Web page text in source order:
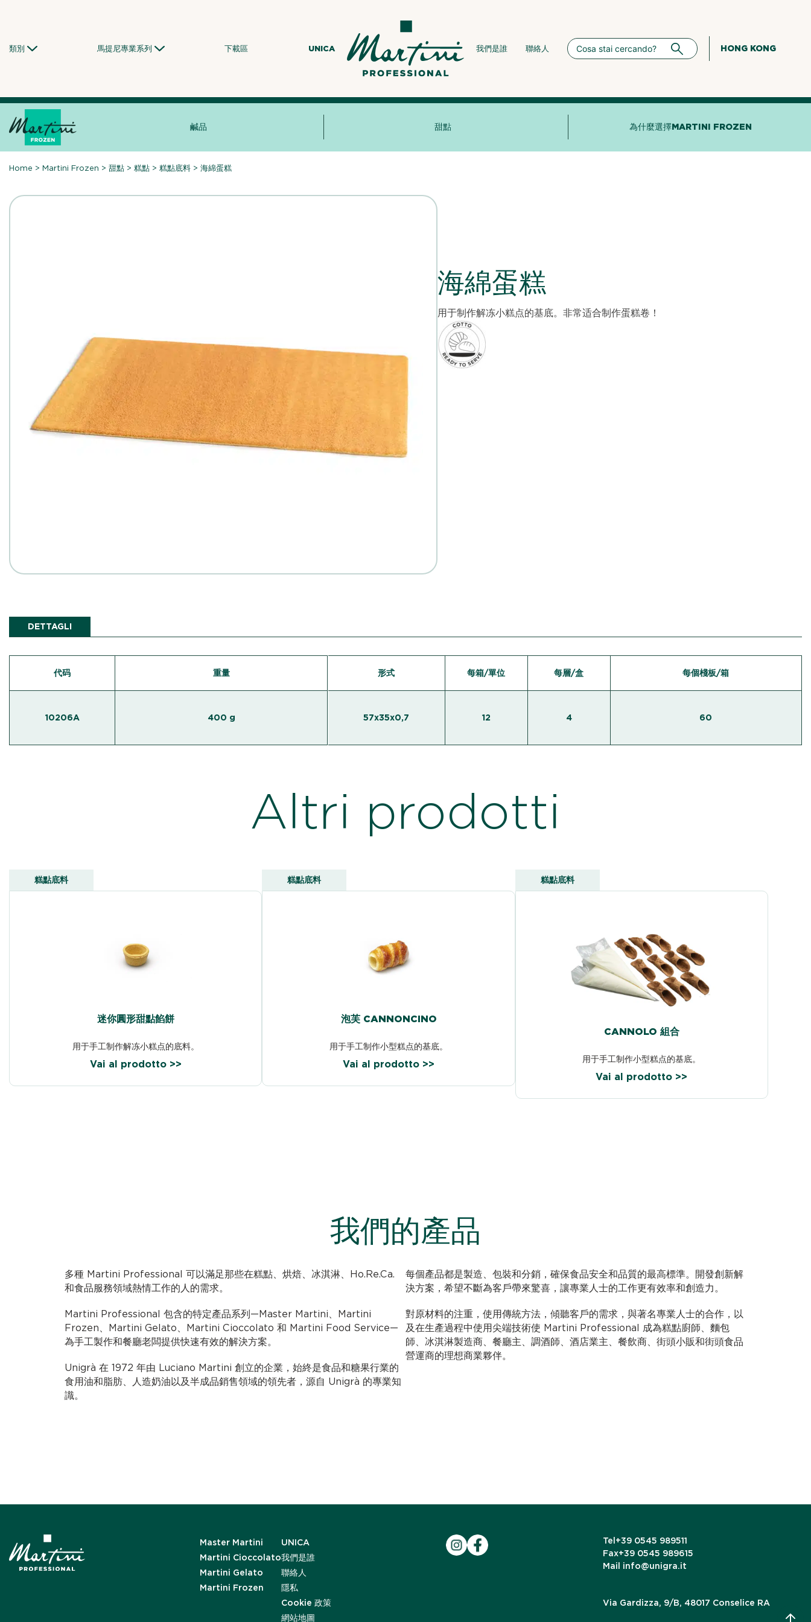
類別 馬提尼專業系列 下載區 UNICA 我們是誰 聯絡人 HONG KONG
鹹品 甜點 為什麼選擇MARTINI FROZEN
Home >Martini Frozen >甜點 >糕點 >糕點底料 >海綿蛋糕
海綿蛋糕
用于制作解冻小糕点的基底。非常适合制作蛋糕卷！
DETTAGLI
代码 重量
10206A 400 g
形式 每箱/單位 每層/盒 每個棧板/箱
57x35x0,7 12 4 60
Altri prodotti
糕點底料
迷你圓形甜點餡餅
用于手工制作解冻小糕点的底料。
Vai al prodotto >>
糕點底料
泡芙 CANNONCINO
用于手工制作小型糕点的基底。
Vai al prodotto >>
糕點底料
CANNOLO 組合
用于手工制作小型糕点的基底。
Vai al prodotto >>
我們的產品
多種 Martini Professional 可以滿足那些在糕點、烘焙、冰淇淋、Ho.Re.Ca.
和食品服務領域熱情工作的人的需求。
Martini Professional 包含的特定產品系列—Master Martini、Martini
Frozen、Martini Gelato、Martini Cioccolato 和 Martini Food Service—
為手工製作和餐廳老闆提供快速有效的解決方案。
Unigrà 在 1972 年由 Luciano Martini 創立的企業，始終是食品和糖果行業的
食用油和脂肪、人造奶油以及半成品銷售領域的領先者，源自 Unigrà 的專業知
識。
每個產品都是製造、包裝和分銷，確保食品安全和品質的最高標準。開發創新解
決方案，希望不斷為客戶帶來驚喜，讓專業人士的工作更有效率和創造力。
對原材料的注重，使用傳統方法，傾聽客戶的需求，與著名專業人士的合作，以
及在生產過程中使用尖端技術使 Martini Professional 成為糕點廚師、麵包
師、冰淇淋製造商、餐廳主、調酒師、酒店業主、餐飲商、街頭小販和街頭食品
營運商的理想商業夥伴。
Master Martini
Martini Cioccolato
Martini Gelato
Martini Frozen
UNICA
我們是誰
聯絡人
隱私
Cookie 政策
網站地圖
Tel +39 0545 989511
Fax+39 0545 989615
Mail info@unigra.it
Via Gardizza, 9/B, 48017 Conselice RA